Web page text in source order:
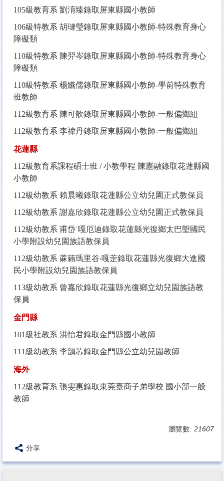
105級教育系 劉淯臻錄取屏東縣國小教師
106級特教系 胡璉瑩錄取屏東縣國小教師-特殊教育身心
障礙類
110級特教系 陳羿岑錄取屏東縣國小教師-特殊教育身心
障礙類
110級特教系 楊嬿儒錄取屏東縣國小教師-學前特殊教育
班教師
112級教育系 陳可歆錄取屏東縣國小教師-一般偏鄉組
112級教育系 李禕丹錄取屏東縣國小教師-一般偏鄉組
花蓮縣
112級教育系課程碩士班 / 小教學程 陳憲融錄取花蓮縣國
小教師
112級幼教系 賴晨曦錄取花蓮縣公立幼兒園正式教保員
112級幼教系 謝嘉欣錄取花蓮縣公立幼兒園正式教保員
112級幼教系 甫岱˙嘎厄迪錄取花蓮縣光復鄉太巴塱國民
小學附設幼兒園族語教保員
112級幼教系 蔴籟瑪里谷‧嘎萣錄取花蓮縣光復鄉大進國
民小學附設幼兒園族語教保員
113級幼教系 曾嘉欣錄取花蓮縣光復鄉立幼兒園族語教
保員
金門縣
101級社教系 洪怡君錄取金門縣國小教師
111級幼教系 李韻芯錄取金門縣公立幼兒園教師
海外
112級教育系 張雯惠錄取東莞臺商子弟學校 國小部一般
教師
瀏覽數: 21607
分享